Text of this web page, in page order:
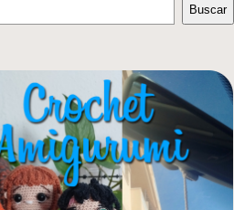
Buscar